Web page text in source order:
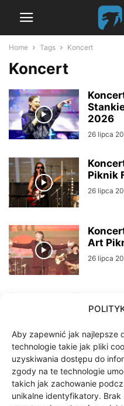
Aby zapewnić jak najlepsze
technologie takie jak pliki
uzyskiwania dostępu do
zgody na te technologie
takich jak zachowanie
unikalne identyfikatory.
Home Tags Koncert
Koncert
2026
26 lipca
Piknik
26 lipca
Art
26 lipca
25